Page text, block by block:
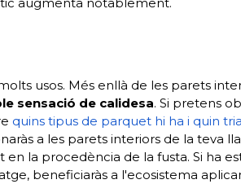
usos. Més enllà de les parets
sensació de calidesa. Si pretens
quins tipus de parquet hi ha i quin
a les parets interiors de la teva
la procedència de la fusta. Si ha
beneficiaràs a l'ecosistema